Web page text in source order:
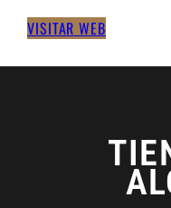
VISITAR WEB